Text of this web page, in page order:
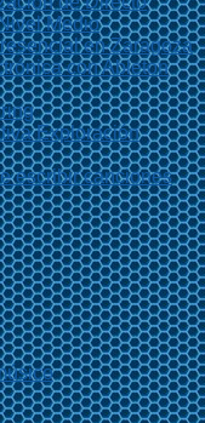
Medio
en Zaragoza
con Ableton
Exploración
escribir canciones